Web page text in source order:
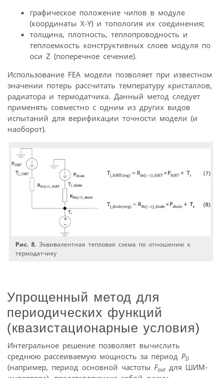
графическое положение чипов в модуле
(координаты X-Y) и топология их соединения;
толщина, плотность, теплопроводность и
теплоемкость конструктивных слоев модуля по
оси Z (поперечное сечение).
Использование FEA модели позволяет при известном
значении потерь рассчитать температуру кристаллов,
радиатора и термодатчика. Данный метод следует
применять совместно с одним из других видов
испытаний для верификации точности модели (и
наоборот).
Рис. 8. Эквивалентная тепловая схема по отношению к
термодатчику
Упрощенный метод для
периодических функций
(квазистационарные условия)
Интегральное решение позволяет вычислить
среднюю рассеиваемую мощность за период PD
(например, период основной частоты Fout для ШИМ-